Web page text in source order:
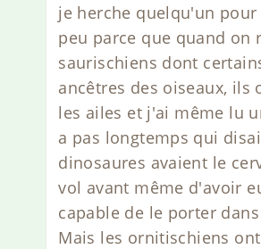
je herche quelqu'un
peu parce que quand on
saurischiens dont
ancêtres des oiseaux, ils
les ailes et j'ai même lu
a pas longtemps qui
dinosaures avaient le
vol avant même d'avoir
capable de le porter
Mais les ornitischiens